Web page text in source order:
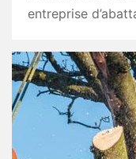
entreprise